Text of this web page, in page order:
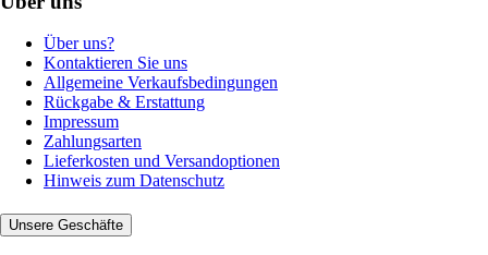
Über uns?
Kontaktieren Sie uns
Allgemeine Verkaufsbedingungen
Rückgabe & Erstattung
Impressum
Zahlungsarten
Lieferkosten und Versandoptionen
Hinweis zum Datenschutz
Unsere Geschäfte